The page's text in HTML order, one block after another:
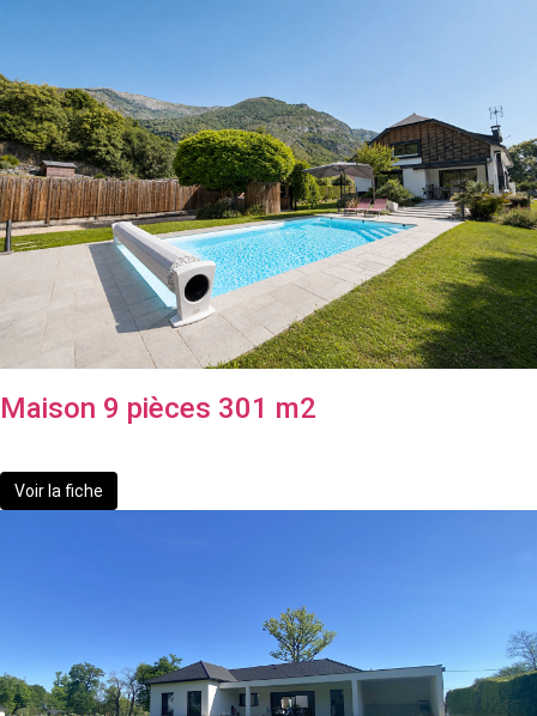
Maison 9 pièces 301 m2
Voir la fiche